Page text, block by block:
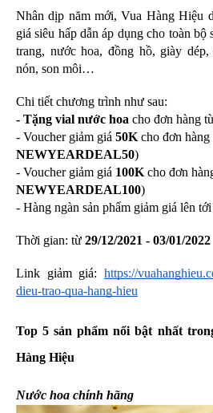
Nhân dịp năm mới, Vua Hàng Hiệu
giá siêu hấp dẫn áp dụng cho toàn bộ
trang, nước hoa, đồng hồ, giày
nón, son môi…
Chi tiết chương trình như sau:
- Tặng vial nước hoa cho đơn hàng
- Voucher giảm giá 50K cho đơn hàng
NEWYEARDEAL50)
- Voucher giảm giá 100K cho đơn
NEWYEARDEAL100)
- Hàng ngàn sản phẩm giảm giá lên
Thời gian: từ 29/12/2021 - 03/01/2022
Link giảm giá: https://
dieu-trao-qua-hang-hieu
Top 5 sản phẩm nổi bật nhất
Hàng Hiệu
Nước hoa chính hãng